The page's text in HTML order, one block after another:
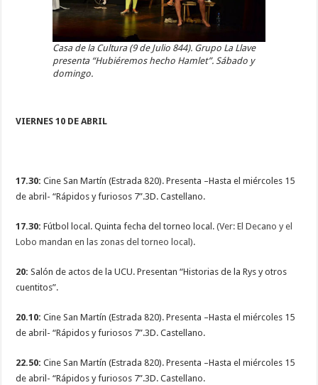
Casa de la Cultura (9 de Julio 844). Grupo La Llave
presenta “Hubiéremos hecho Hamlet”. Sábado y
domingo.
VIERNES 10 DE ABRIL
17.30:Cine San Martín (Estrada 820). Presenta –Hasta el miércoles 15
de abril- “Rápidos y furiosos 7”.3D. Castellano.
17.30: Fútbol local. Quinta fecha del torneo local.(Ver: El Decano y el
Lobo mandan en las zonas del torneo local).
20: Salón de actos de la UCU. Presentan “Historias de la Rys y otros
cuentitos”.
20.10:Cine San Martín (Estrada 820). Presenta –Hasta el miércoles 15
de abril- “Rápidos y furiosos 7”.3D. Castellano.
22.50:Cine San Martín (Estrada 820). Presenta –Hasta el miércoles 15
de abril- “Rápidos y furiosos 7”.3D. Castellano.